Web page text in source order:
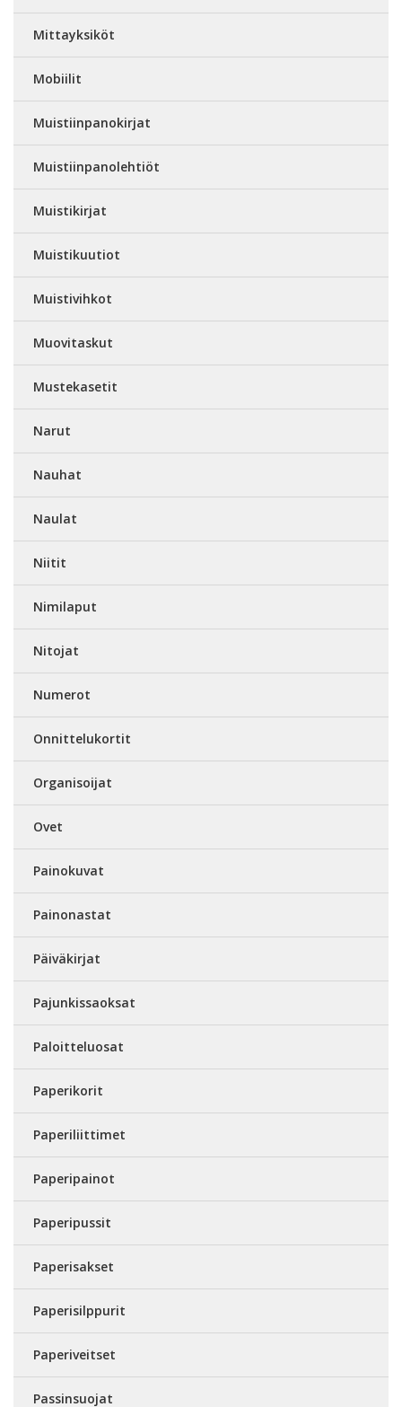
Mittayksiköt
Mobiilit
Muistiinpanokirjat
Muistiinpanolehtiöt
Muistikirjat
Muistikuutiot
Muistivihkot
Muovitaskut
Mustekasetit
Narut
Nauhat
Naulat
Niitit
Nimilaput
Nitojat
Numerot
Onnittelukortit
Organisoijat
Ovet
Painokuvat
Painonastat
Päiväkirjat
Pajunkissaoksat
Paloitteluosat
Paperikorit
Paperiliittimet
Paperipainot
Paperipussit
Paperisakset
Paperisilppurit
Paperiveitset
Passinsuojat